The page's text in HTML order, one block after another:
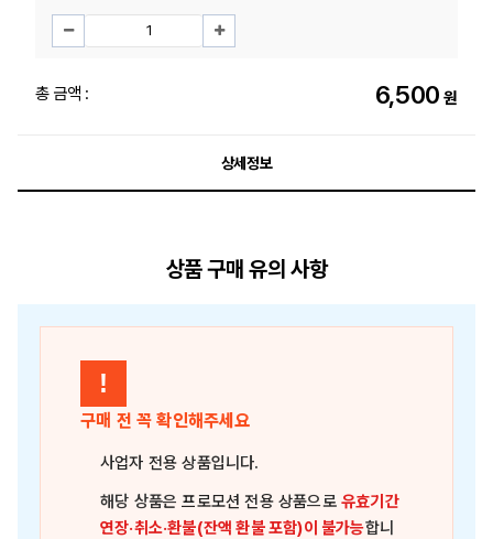
총 금액 : 6,500 원
상세정보
상품 구매 유의 사항
!
구매 전 꼭 확인해주세요
사업자 전용 상품입니다.
해당 상품은프로모션 전용 상품으로유효기간
연장·취소·환불(잔액 환불 포함)이 불가능합니